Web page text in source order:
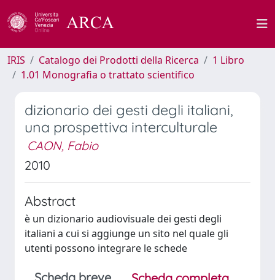
IRIS Catalogo dei Prodotti della Ricerca
1 Libro
1.01 Monografia o trattato scientifico
dizionario dei gesti degli italiani,
una prospettiva interculturale
CAON, Fabio
2010
Abstract
è un dizionario audiovisuale dei gesti degli
italiani a cui si aggiunge un sito nel quale gli
utenti possono integrare le schede